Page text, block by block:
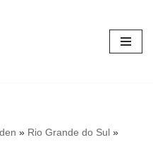
» Rio Grande do Sul »